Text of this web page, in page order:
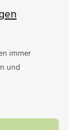
immer
und